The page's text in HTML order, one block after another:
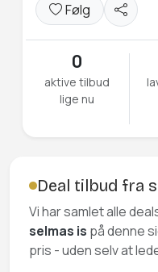
Følg
0
aktive tilbud
lige nu
Deal tilbud fra
Vi har samlet alle
selmas is på denne
pris - uden selv at